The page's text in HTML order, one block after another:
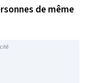
de même